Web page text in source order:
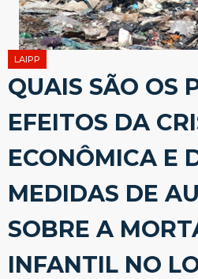
LAIPP
QUAIS SÃO OS
EFEITOS DA
ECONÔMICA E
MEDIDAS DE
SOBRE A
INFANTIL NO